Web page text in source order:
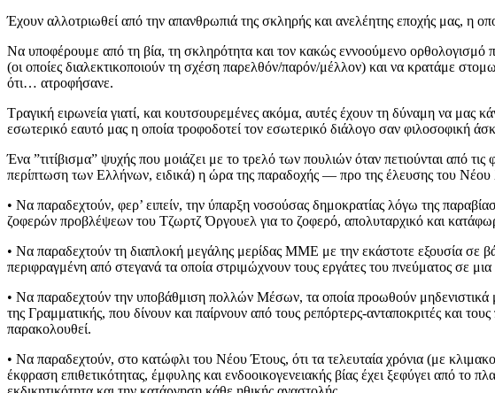
Έχουν αλλοτριωθεί από την απανθρωπιά της σκληρής και ανελέητης εποχής μας, η
Να υποφέρουμε από τη βία, τη σκληρότητα και τον κακώς εννοούμενο ορθολογισμό
(οι οποίες διαλεκτικοποιούν τη σχέση παρελθόν/παρόν/μέλλον) και να κρατάμε
ότι… ατροφήσανε.
Τραγική ειρωνεία γιατί, και κουτσουρεμένες ακόμα, αυτές έχουν τη δύναμη να
εσωτερικό εαυτό μας η οποία τροφοδοτεί τον εσωτερικό διάλογο σαν φιλοσοφική
Ένα ”τιτίβισμα” ψυχής που μοιάζει με το τρελό των πουλιών όταν πετιούνται από
περίπτωση των Ελλήνων, ειδικά) η ώρα της παραδοχής — προ της έλευσης του Νέου
• Να παραδεχτούν, φερ’ ειπείν, την ύπαρξη νοσούσας δημοκρατίας λόγω της
ζοφερών προβλέψεων του Τζωρτζ Όργουελ για το ζοφερό, απολυταρχικό και
• Να παραδεχτούν τη διαπλοκή μεγάλης μερίδας ΜΜΕ με την εκάστοτε εξουσία σε
περιφραγμένη από στεγανά τα οποία στριμώχνουν τους εργάτες του πνεύματος σε
• Να παραδεχτούν την υποβάθμιση πολλών Μέσων, τα οποία προωθούν μηδενιστικά
της Γραμματικής, που δίνουν και παίρνουν από τους ρεπόρτερς-ανταποκριτές και
παρακολουθεί.
• Να παραδεχτούν, στο κατώφλι του Νέου Έτους, ότι τα τελευταία χρόνια (με
έκφραση επιθετικότητας, έμφυλης και ενδοοικογενειακής βίας έχει ξεφύγει από το